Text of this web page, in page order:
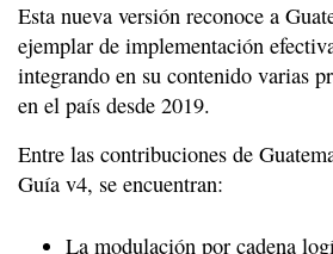
Esta nueva versión reconoce a
ejemplar de implementación
integrando en su contenido varias
en el país desde 2019.
Entre las contribuciones de
Guía v4, se encuentran:
La modulación por cadena